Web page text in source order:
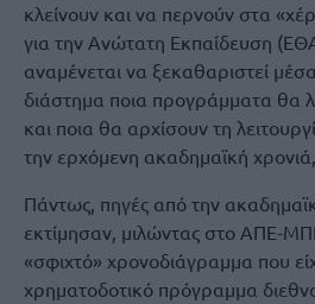
κλείνουν και να περνούν στα
για την Ανώτατη Εκπαίδευση
αναμένεται να ξεκαθαριστεί
διάστημα ποια προγράμματα θα
και ποια θα αρχίσουν τη
την ερχόμενη ακαδημαϊκή
Πάντως, πηγές από την
εκτίμησαν, μιλώντας στο ΑΠΕ-
«σφιχτό» χρονοδιάγραμμα που
χρηματοδοτικό πρόγραμμα